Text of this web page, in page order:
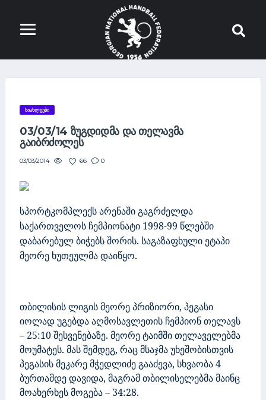
ᲡᲘᲐᲮᲚᲔᲔᲑᲘ
03/03/14 ᲖᲣᲒᲓᲘᲓᲛᲐ ᲓᲐ ᲗᲔᲚᲐᲕᲛᲐ
ᲒᲐᲘᲑᲠᲫᲝᲚᲔᲡ
03/03/2014 66 0
სპორტკომპლექს არენაში გაგრძელდა
საქართველოს ჩემპიონატი 1998-99 წლებში
დაბარებულ ბიჭებს შორის. საგაზაფხული ეტაპი
მეორე ხუთეულმა დაიწყო.
თბილისის ლიგის მეორე პრიზიორი, პეგასი
იოლად უგებდა აღმოსავლეთის ჩემპიონ თელავს
– 25:10 შესვენებაზე. მეორე ტაიმში თელაველებმა
მოუმატეს. მას შემდეგ, რაც მსაჯმა უხეშობისთვის
პეგასის მეკარე მჭედლიძე გააძევა, სხვაობა 4
ბურთამდე დავიდა, მაგრამ თბილისელებმა მაინც
მოახერხეს მოგება – 34:28.